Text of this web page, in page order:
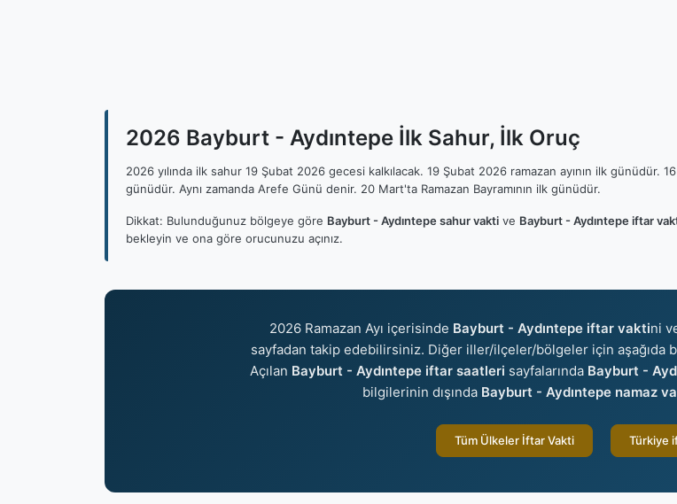
2026 Bayburt - Aydıntepe İlk Sahur, İlk Oruç
2026 yılında ilk sahur 19 Şubat 2026 gecesi kalkılacak. 19 Şubat 2026 ramazan ayının ilk günüdür.
günüdür. Aynı zamanda Arefe Günü denir. 20 Mart'ta Ramazan Bayramının ilk günüdür.
Dikkat: Bulunduğunuz bölgeye göre Bayburt - Aydıntepe sahur vakti ve Bayburt - Aydıntepe iftar
bekleyin ve ona göre orucunuzu açınız.
2026 Ramazan Ayı içerisinde Bayburt - Aydıntepe iftar vaktini
sayfadan takip edebilirsiniz. Diğer iller/ilçeler/bölgeler için aşağıda
Açılan Bayburt - Aydıntepe iftar saatleri sayfalarında Bayburt -
bilgilerinin dışında Bayburt - Aydıntepe namaz
Tüm Ülkeler İftar Vakti Türkiye